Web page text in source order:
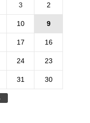
2
3
9
10
16
17
23
24
30
31